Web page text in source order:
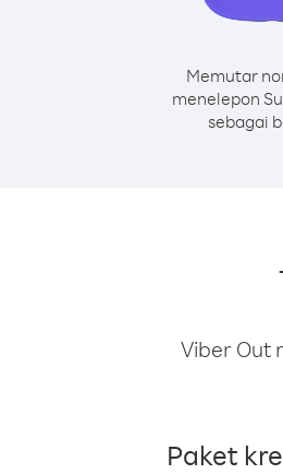
Memutar
menelepon
sebagai
Viber Out
Paket